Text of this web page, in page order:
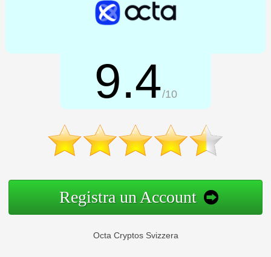
9.4/10
Registra un Account
Octa Cryptos Svizzera